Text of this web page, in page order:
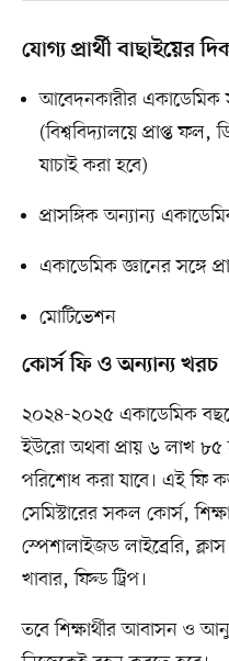
যোগ্য প্রার্থী বাছাইয়ের
আবেদনকারীর একাডেমিক
(বিশ্ববিদ্যালয়ে প্রাপ্ত ফল,
যাচাই করা হবে)
প্রাসঙ্গিক অন্যান্য
একাডেমিক জ্ঞানের সঙ্গে
মোটিভেশন
কোর্স ফি ও অন্যান্য খরচ
২০২৪-২০২৫ একাডেমিক
ইউরো অথবা প্রায় ৬ লাখ ৮৫
পরিশোধ করা যাবে। এই ফি
সেমিস্টারের সকল কোর্স,
স্পেশালাইজড লাইব্রেরি,
খাবার, ফিল্ড ট্রিপ।
তবে শিক্ষার্থীর আবাসন ও